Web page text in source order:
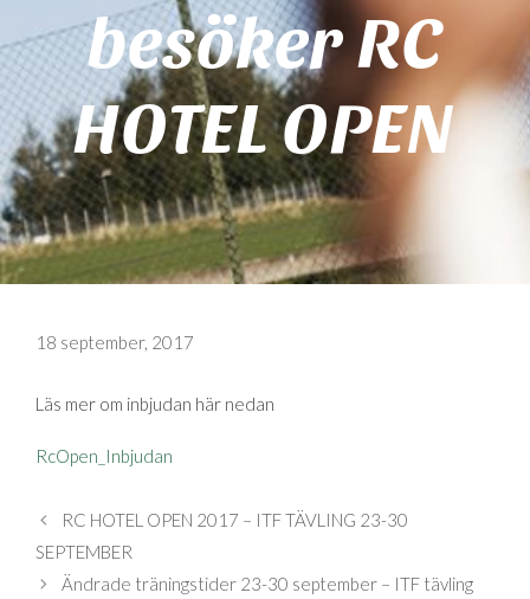
besöker RC
HOTEL OPEN
18 september, 2017
Läs mer om inbjudan här nedan
RcOpen_Inbjudan
RC HOTEL OPEN 2017 – ITF TÄVLING 23-30
SEPTEMBER
Ändrade träningstider 23-30 september – ITF tävling